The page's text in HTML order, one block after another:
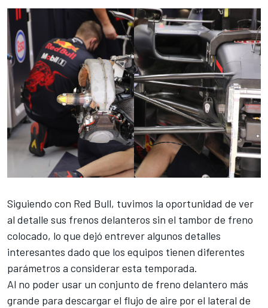
Siguiendo con Red Bull, tuvimos la oportunidad de ver
al detalle sus frenos delanteros sin el tambor de freno
colocado, lo que dejó entrever algunos detalles
interesantes dado que los equipos tienen diferentes
parámetros a considerar esta temporada.
Al no poder usar un conjunto de freno delantero más
grande para descargar el flujo de aire por el lateral de